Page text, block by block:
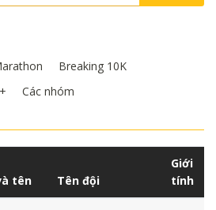
Breaking 10K
Các nhóm
tên Tên đội
Giới
tính